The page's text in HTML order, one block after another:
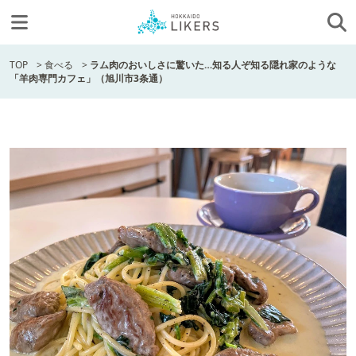
TOP >食べる > ラム肉のおいしさに驚いた…知る人ぞ知る隠れ家のような
「羊肉専門カフェ」（旭川市3条通）